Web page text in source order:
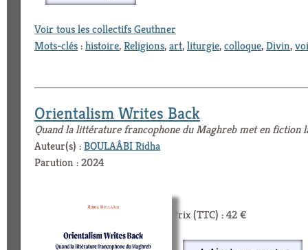
Voir tous les collectifs Geuthner
Mots-clés:histoire,Religions,art,liturgie,colloque,Divin,
Orientalism Writes Back
Quand la littérature francophone du Maghreb met en fiction
Auteur(s) :BOULAÂBI Ridha
Parution : 2024
Prix (TTC) : 42 €